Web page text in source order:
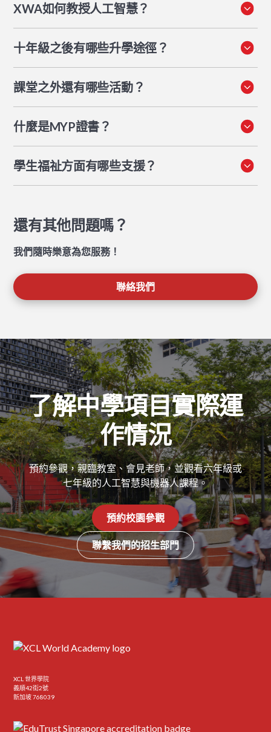
或母語），選項有英語、日語或中文。對於語言習得，學
言。
XWA如何教授人工智慧？
六年級和七年級的每位學生都完成結構化的全年課程。六
導。七年級學生則完成由Safinah Ali博士指導的「機器人
與人工智慧創意探索」30週課程。
十年級之後有哪些升學途徑 ？
中文憑，或兩者結合。MYP強調探究、跨學科思維和學
途徑。
課堂之外還有哪些活動？
與機器人與人工智慧創意專案，還有「無牆週」探險活
等挑戰的全球框架）相符的社區服務計畫。學生們也參與
展覽和成果發表會、拼字比賽，以及包括世界學者盃、模
擬聯合國、全國數學競賽和物理碗在內的各項比賽。
什麼是MYP證書 ？
組織頒發和授權的完整MYP證書。這為MYP成就提供了
學生福祉方面有哪些支援？
職的社會情感學校輔導員提供支援。學生每週還會上一次
PSHE課程。
還有其他問題嗎？
我們隨時樂意為您服務！
聯絡我們
了解中學項目實際運
作情況
預約參觀，親臨教室、會見老師，並觀看六年級或
七年級的人工智慧與機器人課程。
預約校園參觀
聯繫我們的招生部門
XCL 世界學院
義順42街2號
新加坡 768039